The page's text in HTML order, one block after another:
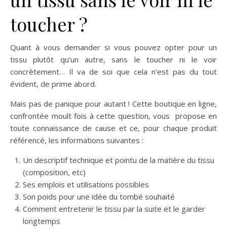
toucher ?
Quant à vous demander si vous pouvez opter pour un
tissu plutôt qu’un autre, sans le toucher ni le voir
concrètement… Il va de soi que cela n’est pas du tout
évident, de prime abord.
Mais pas de panique pour autant ! Cette boutique en ligne,
confrontée moult fois à cette question, vous propose en
toute connaissance de cause et ce, pour chaque produit
référencé, les informations suivantes :
Un descriptif technique et pointu de la matière du tissu
(composition, etc)
Ses emplois et utilisations possibles
Son poids pour une idée du tombé souhaité
Comment entretenir le tissu par la suite et le garder
longtemps